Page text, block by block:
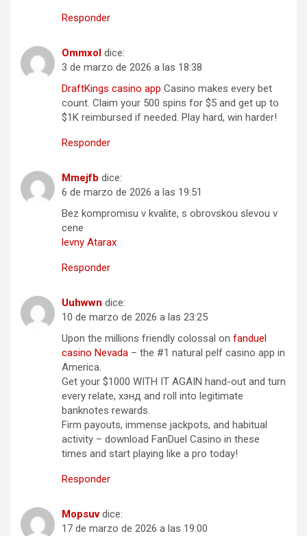
Responder
Ommxol dice:
3 de marzo de 2026 a las 18:38
DraftKings casino app Casino makes every bet
count. Claim your 500 spins for $5 and get up to
$1K reimbursed if needed. Play hard, win harder!
Responder
Mmejfb dice:
6 de marzo de 2026 a las 19:51
Bez kompromisu v kvalite, s obrovskou slevou v
cene
levny Atarax
Responder
Uuhwwn dice:
10 de marzo de 2026 a las 23:25
Upon the millions friendly colossal on fanduel
casino Nevada – the #1 natural pelf casino app in
America.
Get your $1000 WITH IT AGAIN hand-out and turn
every relate, хэнд and roll into legitimate
banknotes rewards.
Firm payouts, immense jackpots, and habitual
activity – download FanDuel Casino in these
times and start playing like a pro today!
Responder
Mopsuv dice:
17 de marzo de 2026 a las 19:00